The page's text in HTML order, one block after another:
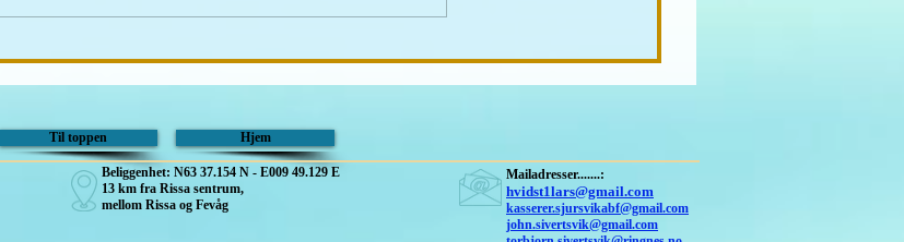
lørdag 8 august, kl. 10:00 -
Til toppen
Beliggenhet: N63 37.154 N - E009 49.129 E
13 km fra Rissa sentrum,
mellom Rissa og Fevåg
Mailadresser.......:
hvidst1lars@gmail.com
kasserer.sjursvikabf@gmail.com
john.sivertsvik@gmail.com
Hjem